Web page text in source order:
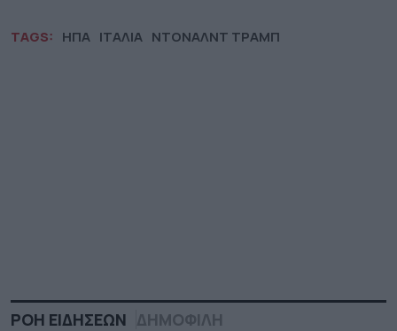
TAGS: ΗΠΑ ΙΤΑΛΙΑ ΝΤΟΝΑΛΝΤ ΤΡΑΜΠ
ΡΟΗ ΕΙΔΗΣΕΩΝ ΔΗΜΟΦΙΛΗ